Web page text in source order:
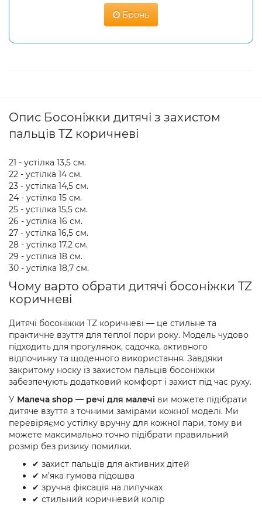
Бронь
Опис Босоніжки дитячі з захистом
пальців TZ коричневі
21 - устілка 13,5 см.
22 - устілка 14 см.
23 - устілка 14,5 см.
24 - устілка 15 см.
25 - устілка 15,5 см.
26 - устілка 16 см.
27 - устілка 16,5 см.
28 - устілка 17,2 см.
29 - устілка 18 см.
30 - устілка 18,7 см.
Чому варто обрати дитячі босоніжки TZ
коричневі
Дитячі босоніжки TZ коричневі — це стильне та
практичне взуття для теплої пори року. Модель чудово
підходить для прогулянок, садочка, активного
відпочинку та щоденного використання. Завдяки
закритому носку із захистом пальців босоніжки
забезпечують додатковий комфорт і захист під час руху.
У Малеча shop — речі для малечі ви можете підібрати
дитяче взуття з точними замірами кожної моделі. Ми
перевіряємо устілку вручну для кожної пари, тому ви
можете максимально точно підібрати правильний
розмір без ризику помилки.
✔ захист пальців для активних дітей
✔ м’яка гумова підошва
✔ зручна фіксація на липучках
✔ стильний коричневий колір